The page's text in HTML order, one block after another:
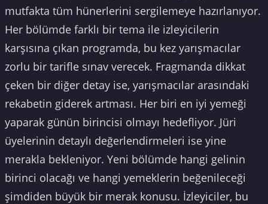
mutfakta tüm hünerlerini sergilemeye hazırlanıyor.
Her bölümde farklı bir tema ile izleyicilerin
karşısına çıkan programda, bu kez yarışmacılar
zorlu bir tarifle sınav verecek. Fragmanda dikkat
çeken bir diğer detay ise, yarışmacılar arasındaki
rekabetin giderek artması. Her biri en iyi yemeği
yaparak günün birincisi olmayı hedefliyor. Jüri
üyelerinin detaylı değerlendirmeleri ise yine
merakla bekleniyor. Yeni bölümde hangi gelinin
birinci olacağı ve hangi yemeklerin beğenileceği
şimdiden büyük bir merak konusu. İzleyiciler, bu